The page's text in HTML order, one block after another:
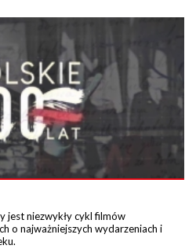
jest niezwykły cykl filmów
o najważniejszych wydarzeniach i